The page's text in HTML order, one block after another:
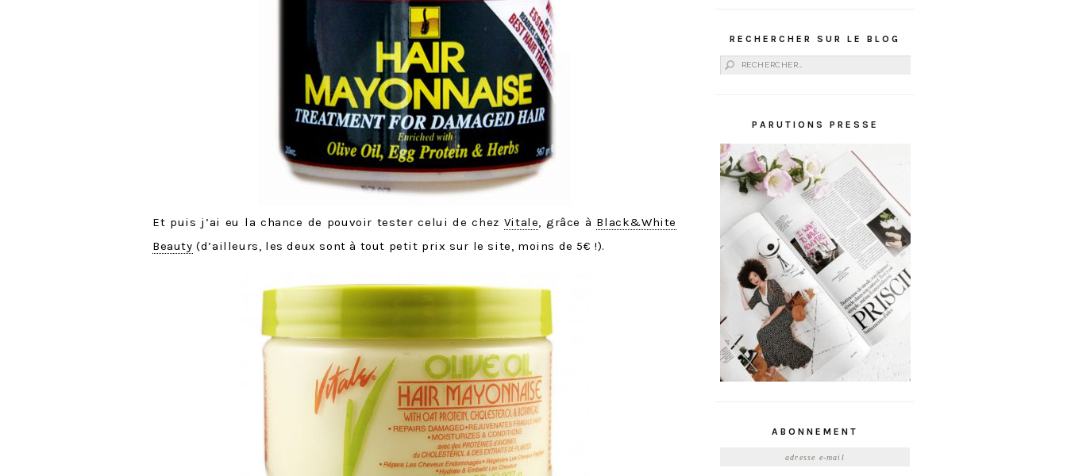
Et puis j’ai eu la chance de pouvoir tester celui de chez Vitale, grâce à Black&White
Beauty (d’ailleurs, les deux sont à tout petit prix sur le site, moins de 5€ !).
RECHERCHER SUR LE BLOG
Rechercher :
PARUTIONS PRESSE
ABONNEMENT